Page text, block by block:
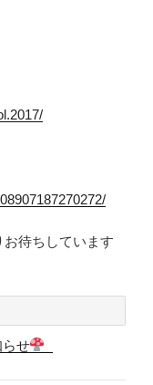
待ちしています
せ